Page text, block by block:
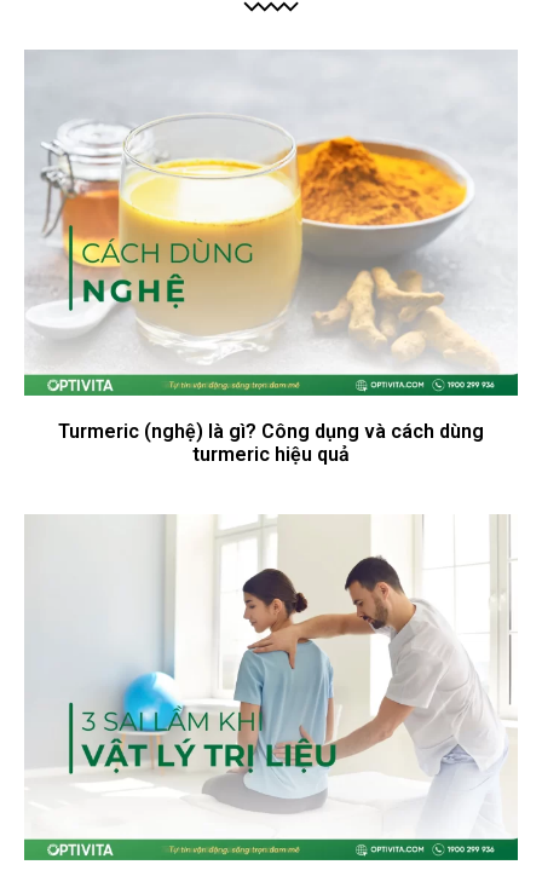
Turmeric (nghệ) là gì? Công dụng và cách dùng
turmeric hiệu quả